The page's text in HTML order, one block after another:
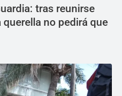
tras reunirse
no pedirá que